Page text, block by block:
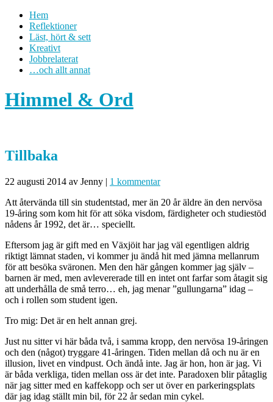
Hem
Reflektioner
Läst, hört & sett
Kreativt
Jobbrelaterat
…och allt annat
Himmel & Ord
Tillbaka
22 augusti 2014 av Jenny | 1 kommentar
Att återvända till sin studentstad, mer än 20 år äldre än den nervösa
19-åring som kom hit för att söka visdom, färdigheter och studiestöd
nådens år 1992, det är… speciellt.
Eftersom jag är gift med en Växjöit har jag väl egentligen aldrig
riktigt lämnat staden, vi kommer ju ändå hit med jämna mellanrum
för att besöka sväronen. Men den här gången kommer jag själv –
barnen är med, men avlevererade till en intet ont farfar som åtagit sig
att underhålla de små terro… eh, jag menar ”gullungarna” idag –
och i rollen som student igen.
Tro mig: Det är en helt annan grej.
Just nu sitter vi här båda två, i samma kropp, den nervösa 19-åringen
och den (något) tryggare 41-åringen. Tiden mellan då och nu är en
illusion, livet en vindpust. Och ändå inte. Jag är hon, hon är jag. Vi
är båda verkliga, tiden mellan oss är det inte. Paradoxen blir påtaglig
när jag sitter med en kaffekopp och ser ut över en parkeringsplats
där jag idag ställt min bil, för 22 år sedan min cykel.